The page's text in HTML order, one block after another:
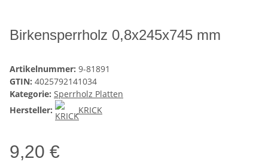
Birkensperrholz 0,8x245x745 mm
Artikelnummer: 9-81891
GTIN: 4025792141034
Kategorie: Sperrholz Platten
Hersteller:
KRICK
9,20 €